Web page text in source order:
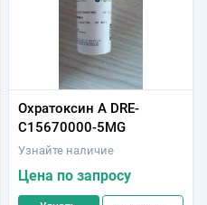
Охратоксин А DRE-
C15670000-5MG
Узнайте наличие
Цена по запросу